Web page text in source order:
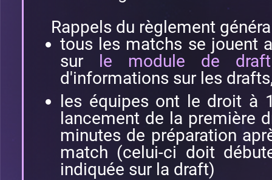
Rappels du règlement
tous les matchs se jouent
sur le module de
d'informations sur les
les équipes ont le droit à
lancement de la première
minutes de préparation
match (celui-ci doit
indiquée sur la draft)